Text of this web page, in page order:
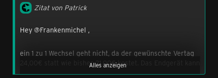
Zitat von Patrick
Hey @Frankenmichel ,
ein 1 zu 1 Wechsel geht nicht, da der gewünschte Vertag
24,00€ statt wie bisher 21,00€ kostet. Das Endgerät kann
ich dir gerne dazu bestellen. Bist du also damit
Alles anzeigen